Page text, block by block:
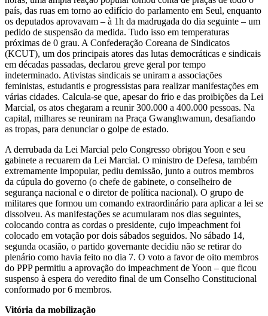
país, das ruas em torno ao edifício do parlamento em Seul, enquanto
os deputados aprovavam – à 1h da madrugada do dia seguinte – um
pedido de suspensão da medida. Tudo isso em temperaturas
próximas de 0 grau. A Confederação Coreana de Sindicatos
(KCUT), um dos principais atores das lutas democráticas e sindicais
em décadas passadas, declarou greve geral por tempo
indeterminado. Ativistas sindicais se uniram a associações
feministas, estudantis e progressistas para realizar manifestações em
várias cidades. Calcula-se que, apesar do frio e das proibições da Lei
Marcial, os atos chegaram a reunir 300.000 a 400.000 pessoas. Na
capital, milhares se reuniram na Praça Gwanghwamun, desafiando
as tropas, para denunciar o golpe de estado.
A derrubada da Lei Marcial pelo Congresso obrigou Yoon e seu
gabinete a recuarem da Lei Marcial. O ministro de Defesa, também
extremamente impopular, pediu demissão, junto a outros membros
da cúpula do governo (o chefe de gabinete, o conselheiro de
segurança nacional e o diretor de política nacional). O grupo de
militares que formou um comando extraordinário para aplicar a lei se
dissolveu. As manifestações se acumularam nos dias seguintes,
colocando contra as cordas o presidente, cujo impeachment foi
colocado em votação por dois sábados seguidos. No sábado 14,
segunda ocasião, o partido governante decidiu não se retirar do
plenário como havia feito no dia 7. O voto a favor de oito membros
do PPP permitiu a aprovação do impeachment de Yoon – que ficou
suspenso à espera do veredito final de um Conselho Constitucional
conformado por 6 membros.
Vitória da mobilização